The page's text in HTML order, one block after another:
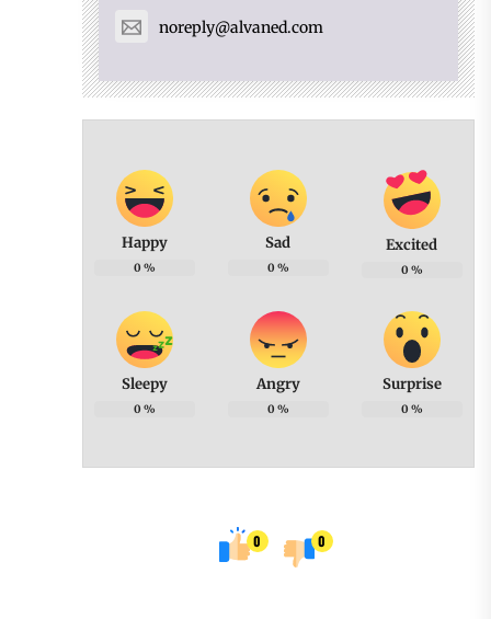
noreply@alvaned.com
Happy
0 %
Sad
0 %
Excited
0 %
Sleepy
0 %
Angry
0 %
Surprise
0 %
0 0